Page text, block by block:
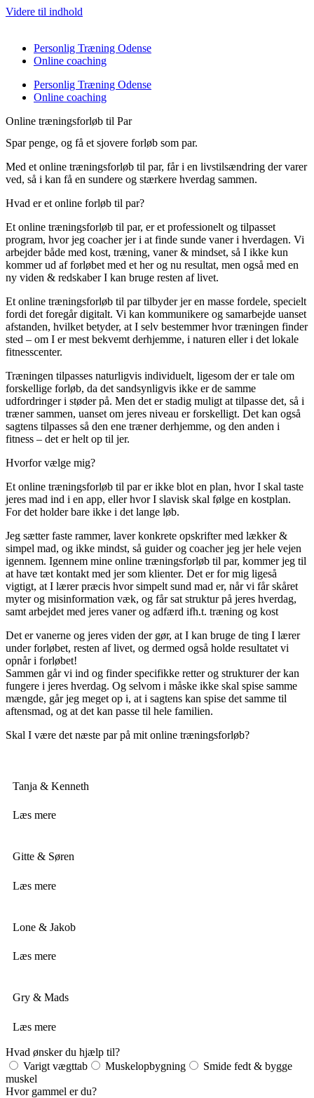
Videre til indhold
Personlig Træning Odense
Online coaching
Personlig Træning Odense
Online coaching
Online træningsforløb til Par
Spar penge, og få et sjovere forløb som par.
Med et online træningsforløb til par, får i en livstilsændring der varer
ved, så i kan få en sundere og stærkere hverdag sammen.
Hvad er et online forløb til par?
Et online træningsforløb til par, er et professionelt og tilpasset
program, hvor jeg coacher jer i at finde sunde vaner i hverdagen. Vi
arbejder både med kost, træning, vaner & mindset, så I ikke kun
kommer ud af forløbet med et her og nu resultat, men også med en
ny viden & redskaber I kan bruge resten af livet.
Et online træningsforløb til par tilbyder jer en masse fordele, specielt
fordi det foregår digitalt. Vi kan kommunikere og samarbejde uanset
afstanden, hvilket betyder, at I selv bestemmer hvor træningen finder
sted – om I er mest bekvemt derhjemme, i naturen eller i det lokale
fitnesscenter.
Træningen tilpasses naturligvis individuelt, ligesom der er tale om
forskellige forløb, da det sandsynligvis ikke er de samme
udfordringer i støder på. Men det er stadig muligt at tilpasse det, så i
træner sammen, uanset om jeres niveau er forskelligt. Det kan også
sagtens tilpasses så den ene træner derhjemme, og den anden i
fitness – det er helt op til jer.
Hvorfor vælge mig?
Et online træningsforløb til par er ikke blot en plan, hvor I skal taste
jeres mad ind i en app, eller hvor I slavisk skal følge en kostplan.
For det holder bare ikke i det lange løb.
Jeg sætter faste rammer, laver konkrete opskrifter med lækker &
simpel mad, og ikke mindst, så guider og coacher jeg jer hele vejen
igennem. Igennem mine online træningsforløb til par, kommer jeg til
at have tæt kontakt med jer som klienter. Det er for mig ligeså
vigtigt, at I lærer præcis hvor simpelt sund mad er, når vi får skåret
myter og misinformation væk, og får sat struktur på jeres hverdag,
samt arbejdet med jeres vaner og adfærd ifh.t. træning og kost
Det er vanerne og jeres viden der gør, at I kan bruge de ting I lærer
under forløbet, resten af livet, og dermed også holde resultatet vi
opnår i forløbet!
Sammen går vi ind og finder specifikke retter og strukturer der kan
fungere i jeres hverdag. Og selvom i måske ikke skal spise samme
mængde, går jeg meget op i, at i sagtens kan spise det samme til
aftensmad, og at det kan passe til hele familien.
Skal I være det næste par på mit online træningsforløb?
Tanja & Kenneth
Læs mere
Gitte & Søren
Læs mere
Lone & Jakob
Læs mere
Gry & Mads
Læs mere
Hvad ønsker du hjælp til?
Varigt vægttab
Muskelopbygning
Smide fedt & bygge
muskel
Hvor gammel er du?